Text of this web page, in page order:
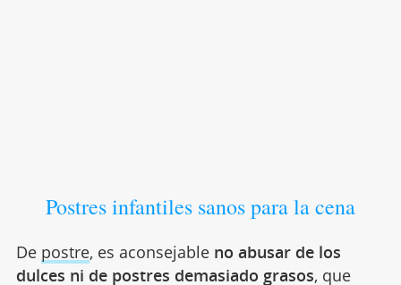
Postres infantiles sanos para la cena
De postre, es aconsejable no abusar de los
dulces ni de postres demasiado grasos, que